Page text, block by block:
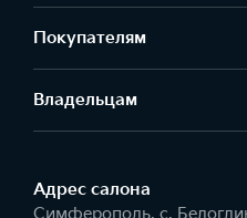
Покупателям
Владельцам
Адрес салонa